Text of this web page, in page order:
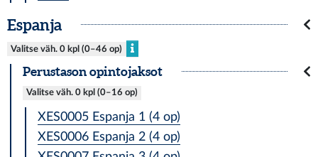
Espanja
Valitse väh. 0 kpl (0–46 op)
Perustason opintojaksot
Valitse väh. 0 kpl (0–16 op)
XES0005 Espanja 1 (4 op)
XES0006 Espanja 2 (4 op)